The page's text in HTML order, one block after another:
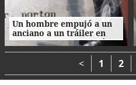
Un hombre empujó a un
anciano a un tráiler en
movimiento y le causó la
muerte
< 1 2